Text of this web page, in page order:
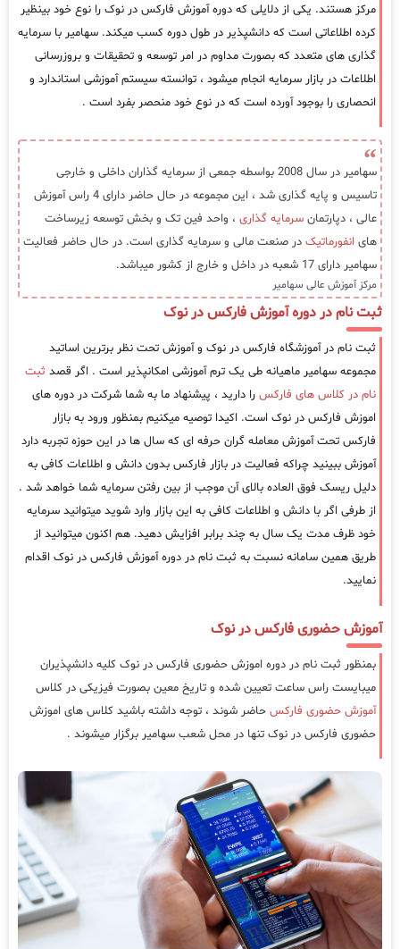
مرکز هستند. یکی از دلایلی که دوره آموزش فارکس در نوک را نوع خود بینظیر
کرده اطلاعاتی است که دانشپذیر در طول دوره کسب میکند. سهامیر با سرمایه
گذاری های متعدد که بصورت مداوم در امر توسعه و تحقیقات و بروزرسانی
اطلاعات در بازار سرمایه انجام میشود ، توانسته سیستم آموزشی استاندارد و
انحصاری را بوجود آورده است که در نوع خود منحصر بفرد است .
سهامیر در سال 2008 بواسطه جمعی از سرمایه گذاران داخلی و خارجی
تاسیس و پایه گذاری شد ، این مجموعه در حال حاضر دارای 4 راس آموزش
عالی ، دپارتمان سرمایه گذاری ، واحد فین تک و بخش توسعه زیرساخت
های انفورماتیک در صنعت مالی و سرمایه گذاری است. در حال حاضر فعالیت
سهامیر دارای 17 شعبه در داخل و خارج از کشور میباشد.
مرکز آموزش عالی سهامیر
ثبت نام در دوره آموزش فارکس در نوک
ثبت نام در آموزشگاه فارکس در نوک و آموزش تحت نظر برترین اساتید
مجموعه سهامیر ماهیانه طی یک ترم آموزشی امکانپذیر است . اگر قصد ثبت
نام در کلاس های فارکس را دارید ، پیشنهاد ما به شما شرکت در دوره های
اموزش فارکس در نوک است. اکیدا توصیه میکنیم بمنظور ورود به بازار
فارکس تحت آموزش معامله گران حرفه ای که سال ها در این حوزه تجربه دارد
آموزش ببینید چراکه فعالیت در بازار فارکس بدون دانش و اطلاعات کافی به
دلیل ریسک فوق العاده بالای آن موجب از بین رفتن سرمایه شما خواهد شد .
از طرفی اگر با دانش و اطلاعات کافی به این بازار وارد شوید میتوانید سرمایه
خود ظرف مدت یک سال به چند برابر افزایش دهید. هم اکنون میتوانید از
طریق همین سامانه نسبت به ثبت نام در دوره آموزش فارکس در نوک اقدام
نمایید.
آموزش حضوری فارکس در نوک
بمنظور ثبت نام در دوره اموزش حضوری فارکس در نوک کلیه دانشپذیران
میبایست راس ساعت تعیین شده و تاریخ معین بصورت فیزیکی در کلاس
آموزش حضوری فارکس حاضر شوند ، توجه داشته باشید کلاس های اموزش
حضوری فارکس در نوک تنها در محل شعب سهامیر برگزار میشوند .